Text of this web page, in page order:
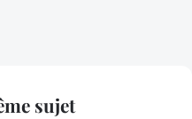
sujet